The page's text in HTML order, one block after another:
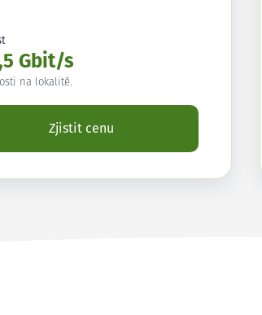
Gbit/s
na lokalitě.
Zjistit cenu